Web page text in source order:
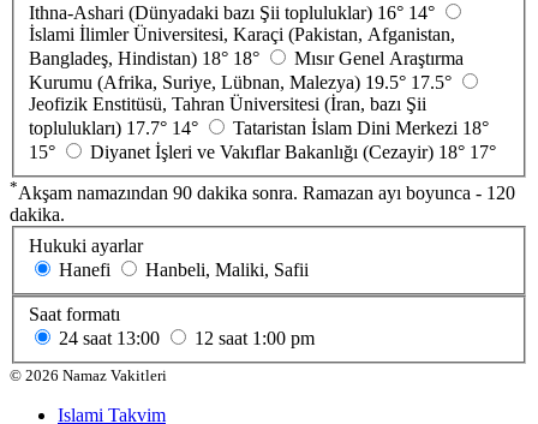
Ithna-Ashari (Dünyadaki bazı Şii topluluklar) 16° 14°
İslami İlimler Üniversitesi, Karaçi (Pakistan, Afganistan,
Bangladeş, Hindistan) 18° 18°
Mısır Genel Araştırma
Kurumu (Afrika, Suriye, Lübnan, Malezya) 19.5° 17.5°
Jeofizik Enstitüsü, Tahran Üniversitesi (İran, bazı Şii
toplulukları) 17.7° 14° Tataristan İslam Dini Merkezi 18°
15°
Diyanet İşleri ve Vakıflar Bakanlığı (Cezayir) 18° 17°
*Akşam namazından 90 dakika sonra. Ramazan ayı boyunca - 120
dakika.
Hukuki ayarlar
Hanefi
Hanbeli, Maliki, Safii
Saat formatı
24 saat 13:00 12 saat 1:00 pm
© 2026 Namaz Vakitleri
Islami Takvim